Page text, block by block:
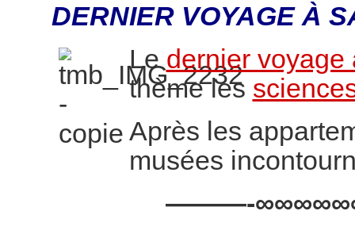
DERNIER VOYAGE À
Ledernier voyage
thème les
Après les
musées
———-